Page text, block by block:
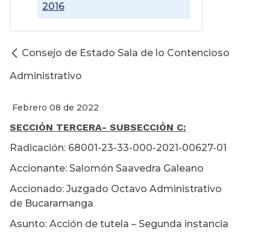
2016
Consejo de Estado Sala de lo Contencioso
Administrativo
Febrero 08 de 2022
SECCIÓN TERCERA- SUBSECCIÓN C:
Radicación: 68001-23-33-000-2021-00627-01
Accionante: Salomón Saavedra Galeano
Accionado: Juzgado Octavo Administrativo
de Bucaramanga
Asunto: Acción de tutela – Segunda instancia